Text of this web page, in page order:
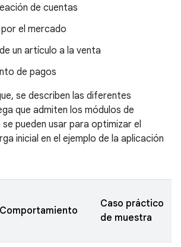
de cuentas
el mercado
un artículo a la venta
de pagos
se describen las diferentes
que admiten los módulos de
pueden usar para optimizar el
inicial en el ejemplo de la aplicación
Comportamiento
Caso práctico
de muestra